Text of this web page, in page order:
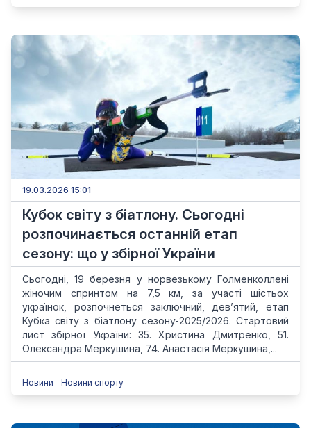
19.03.2026 15:01
Кубок світу з біатлону. Сьогодні
розпочинається останній етап
сезону: що у збірної України
Сьогодні, 19 березня у норвезькому Голменколлені
жіночим спринтом на 7,5 км, за участі шістьох
українок, розпочнеться заключний, дев’ятий, етап
Кубка світу з біатлону сезону-2025/2026. Стартовий
лист збірної України: 35. Христина Дмитренко, 51.
Олександра Меркушина, 74. Анастасія Меркушина,...
Новини Новини спорту